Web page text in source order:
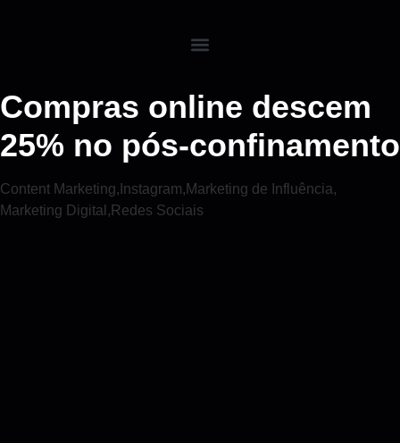
Compras online descem
25% no pós-confinamento
Content Marketing, Instagram, Marketing de Influência,
Marketing Digital , Redes Sociais